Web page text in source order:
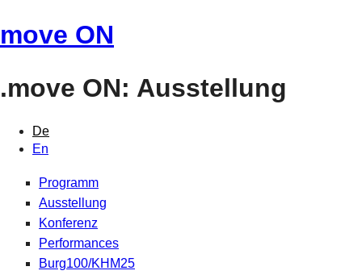
move ON
.move ON: Ausstellung
De
En
Programm
Ausstellung
Konferenz
Performances
Burg100/KHM25